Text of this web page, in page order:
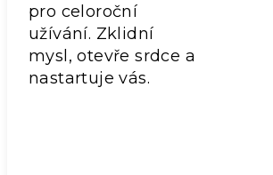
pro celoroční
užívání. Zklidní
mysl, otevře srdce a
nastartuje vás.